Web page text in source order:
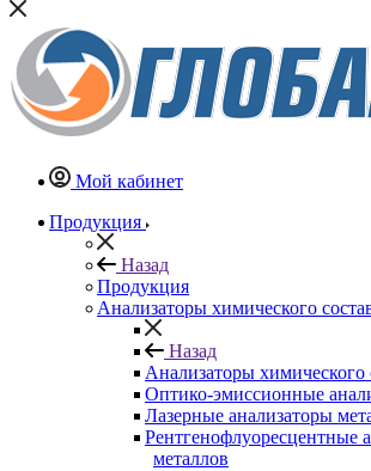
Мой кабинет
Продукция
Назад
Продукция
Анализаторы химического
Назад
Анализаторы химического
Оптико-эмиссионные
Лазерные анализаторы
Рентгенофлуоресцентные
металлов